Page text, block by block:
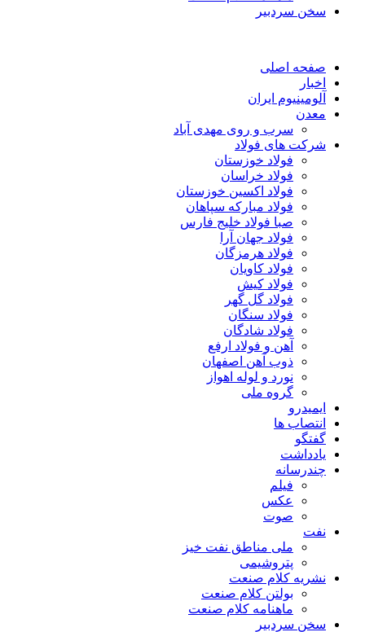
سخن سردبیر
صفحه اصلی
اخبار
آلومینیوم ایران
معدن
سرب و روی مهدی آباد
شرکت های فولاد
فولاد خوزستان
فولاد خراسان
فولاد اکسین خوزستان
فولاد مبارکه سپاهان
صبا فولاد خلیج فارس
فولاد جهان آرا
فولاد هرمزگان
فولاد کاویان
فولاد کیش
فولاد گل گهر
فولاد سنگان
فولاد شادگان
آهن و فولاد ارفع
ذوب آهن اصفهان
نورد و لوله اهواز
گروه ملی
ایمیدرو
انتصاب ها
گفتگو
یادداشت
چندرسانه
فیلم
عکس
صوت
نفت
ملی مناطق نفت خیز
پتروشیمی
نشریه کلام صنعت
بولتن کلام صنعت
ماهنامه کلام صنعت
سخن سردبیر